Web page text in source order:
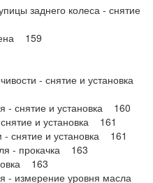
заднего колеса - снятие
159
- снятие и установка
- снятие и установка 160
и установка 161
- снятие и установка 161
- прокачка 163
163
- измерение уровня масла